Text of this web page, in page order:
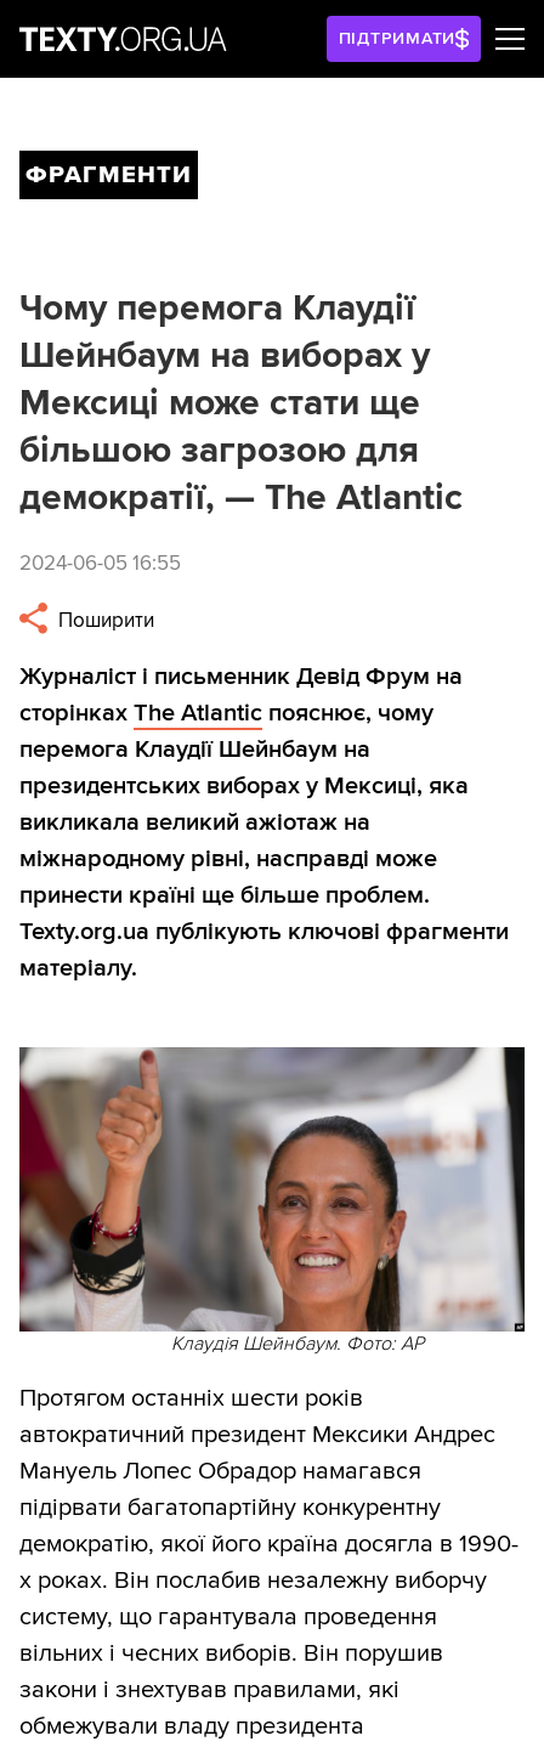
ПІДТРИМАТИ
ФРАГМЕНТИ
Чому перемога Клаудії
Шейнбаум на виборах у
Мексиці може стати ще
більшою загрозою для
демократії, — The Atlantic
2024-06-05 16:55
Поширити
Журналіст і письменник Девід Фрум на
сторінках The Atlantic пояснює, чому
перемога Клаудії Шейнбаум на
президентських виборах у Мексиці, яка
викликала великий ажіотаж на
міжнародному рівні, насправді може
принести країні ще більше проблем.
Texty.org.ua публікують ключові фрагменти
матеріалу.
Клаудія Шейнбаум. Фото: AP
Протягом останніх шести років
автократичний президент Мексики Андрес
Мануель Лопес Обрадор намагався
підірвати багатопартійну конкурентну
демократію, якої його країна досягла в 1990-
х роках. Він послабив незалежну виборчу
систему, що гарантувала проведення
вільних і чесних виборів. Він порушив
закони і знехтував правилами, які
обмежували владу президента